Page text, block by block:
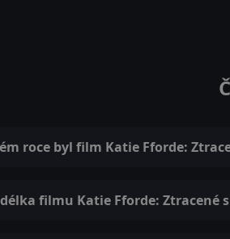
roce byl film Katie Fforde:
filmu Katie Fforde: Ztracené